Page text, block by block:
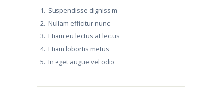
Suspendisse dignissim
Nullam efficitur nunc
Etiam eu lectus at lectus
Etiam lobortis metus
In eget augue vel odio